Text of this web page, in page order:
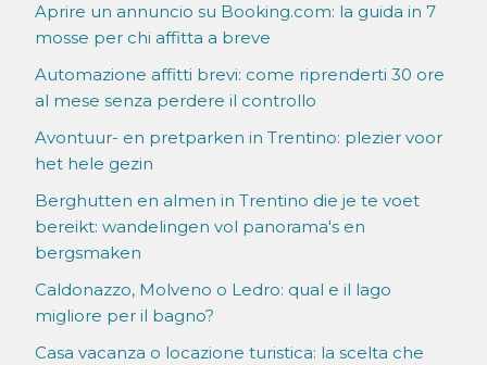
Aprire un annuncio su Booking.com: la guida in 7
mosse per chi affitta a breve
Automazione affitti brevi: come riprenderti 30 ore
al mese senza perdere il controllo
Avontuur- en pretparken in Trentino: plezier voor
het hele gezin
Berghutten en almen in Trentino die je te voet
bereikt: wandelingen vol panorama's en
bergsmaken
Caldonazzo, Molveno o Ledro: qual e il lago
migliore per il bagno?
Casa vacanza o locazione turistica: la scelta che